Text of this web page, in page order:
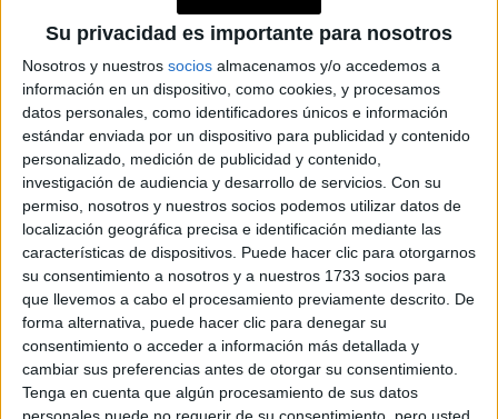
Su privacidad es importante para nosotros
Nosotros y nuestros socios almacenamos y/o accedemos a
información en un dispositivo, como cookies, y procesamos
datos personales, como identificadores únicos e información
estándar enviada por un dispositivo para publicidad y contenido
personalizado, medición de publicidad y contenido,
investigación de audiencia y desarrollo de servicios. Con su
permiso, nosotros y nuestros socios podemos utilizar datos de
localización geográfica precisa e identificación mediante las
características de dispositivos. Puede hacer clic para otorgarnos
su consentimiento a nosotros y a nuestros 1733 socios para
que llevemos a cabo el procesamiento previamente descrito. De
forma alternativa, puede hacer clic para denegar su
consentimiento o acceder a información más detallada y
cambiar sus preferencias antes de otorgar su consentimiento.
Tenga en cuenta que algún procesamiento de sus datos
ESTAS SON LAS
INFUSIONES IDEALES
PARA DORMIR Y
TENER UN SUEÑO
REPARADOR
BENEFICIOS Y
RIESGOS DE LAS
DIETAS: ASÍ SE
PUEDE SABER LA
INDICADA
VERANO EUROPEO:
LA IMPORTANCIA DE
UNA BUENA
HIDRATACIÓN